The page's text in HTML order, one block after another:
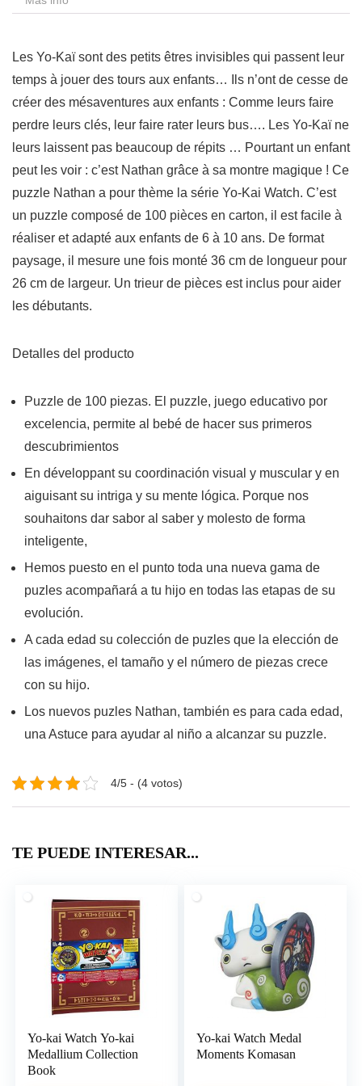
Les Yo-Kaï sont des petits êtres invisibles qui passent leur
temps à jouer des tours aux enfants… Ils n’ont de cesse de
créer des mésaventures aux enfants : Comme leurs faire
perdre leurs clés, leur faire rater leurs bus…. Les Yo-Kaï ne
leurs laissent pas beaucoup de répits … Pourtant un enfant
peut les voir : c’est Nathan grâce à sa montre magique ! Ce
puzzle Nathan a pour thème la série Yo-Kai Watch. C’est
un puzzle composé de 100 pièces en carton, il est facile à
réaliser et adapté aux enfants de 6 à 10 ans. De format
paysage, il mesure une fois monté 36 cm de longueur pour
26 cm de largeur. Un trieur de pièces est inclus pour aider
les débutants.
Detalles del producto
Puzzle de 100 piezas. El puzzle, juego educativo por
excelencia, permite al bebé de hacer sus primeros
descubrimientos
En développant su coordinación visual y muscular y en
aiguisant su intriga y su mente lógica. Porque nos
souhaitons dar sabor al saber y molesto de forma
inteligente,
Hemos puesto en el punto toda una nueva gama de
puzles acompañará a tu hijo en todas las etapas de su
evolución.
A cada edad su colección de puzles que la elección de
las imágenes, el tamaño y el número de piezas crece
con su hijo.
Los nuevos puzles Nathan, también es para cada edad,
una Astuce para ayudar al niño a alcanzar su puzzle.
4/5 - (4 votos)
TE PUEDE INTERESAR...
Yo-kai Watch Yo-kai
Medallium Collection
Book
Yo-kai Watch Medal
Moments Komasan